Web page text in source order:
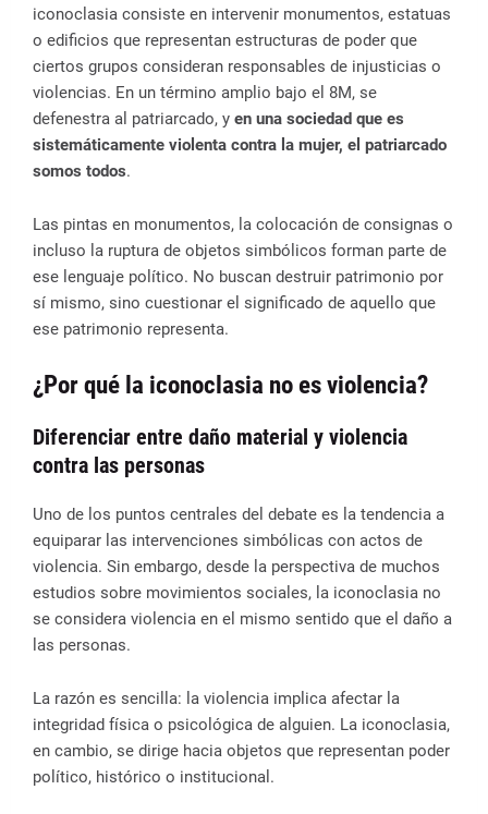
iconoclasia consiste en intervenir monumentos, estatuas
o edificios que representan estructuras de poder que
ciertos grupos consideran responsables de injusticias o
violencias. En un término amplio bajo el 8M, se
defenestra al patriarcado, y en una sociedad que es
sistemáticamente violenta contra la mujer, el patriarcado
somos todos.
Las pintas en monumentos, la colocación de consignas o
incluso la ruptura de objetos simbólicos forman parte de
ese lenguaje político. No buscan destruir patrimonio por
sí mismo, sino cuestionar el significado de aquello que
ese patrimonio representa.
¿Por qué la iconoclasia no es violencia?
Diferenciar entre daño material y violencia
contra las personas
Uno de los puntos centrales del debate es la tendencia a
equiparar las intervenciones simbólicas con actos de
violencia. Sin embargo, desde la perspectiva de muchos
estudios sobre movimientos sociales, la iconoclasia no
se considera violencia en el mismo sentido que el daño a
las personas.
La razón es sencilla: la violencia implica afectar la
integridad física o psicológica de alguien. La iconoclasia,
en cambio, se dirige hacia objetos que representan poder
político, histórico o institucional.